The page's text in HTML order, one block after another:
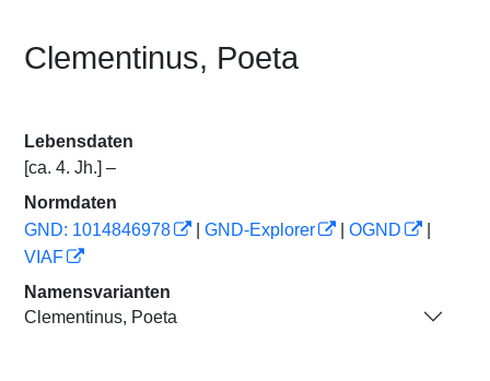
Clementinus, Poeta
Lebensdaten
[ca. 4. Jh.] –
Normdaten
GND: 1014846978
GND-Explorer OGND
VIAF
Namensvarianten
Clementinus, Poeta